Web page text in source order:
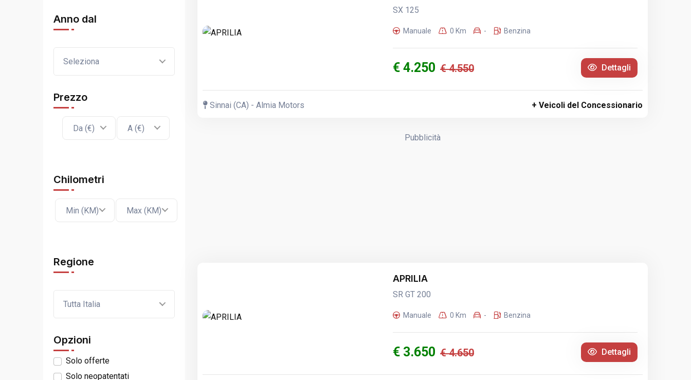
Anno dal
Seleziona
Prezzo
Da (€) A (€)
Chilometri
Min (KM) Max (KM)
Regione
Tutta Italia
Opzioni
Solo offerte
Solo neopatentati
SX 125
Manuale 0 Km - Benzina
€ 4.250 € 4.550 Dettagli
Sinnai (CA) - Almia Motors + Veicoli del Concessionario
Pubblicità
APRILIA
SR GT 200
Manuale 0 Km - Benzina
€ 3.650 € 4.650 Dettagli